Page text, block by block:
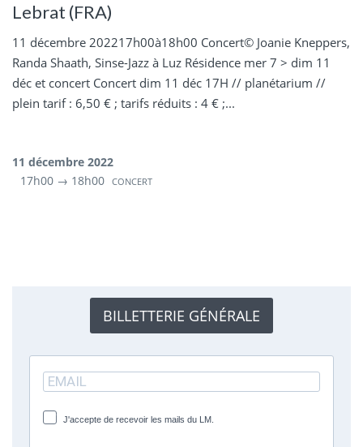
Lebrat (FRA)
11 décembre 202217h00à18h00 Concert© Joanie Kneppers,
Randa Shaath, Sinse-Jazz à Luz Résidence mer 7 > dim 11
déc et concert Concert dim 11 déc 17H // planétarium //
plein tarif : 6,50 € ; tarifs réduits : 4 € ;...
11 décembre 2022
17h00 → 18h00 CONCERT
BILLETTERIE GÉNÉRALE
J'accepte de recevoir les mails du LM.